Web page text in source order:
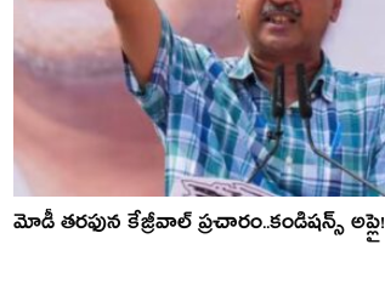
మోడీ తరఫున కేజ్రీవాల్ ప్రచారం..కండిషన్స్ అప్లై!